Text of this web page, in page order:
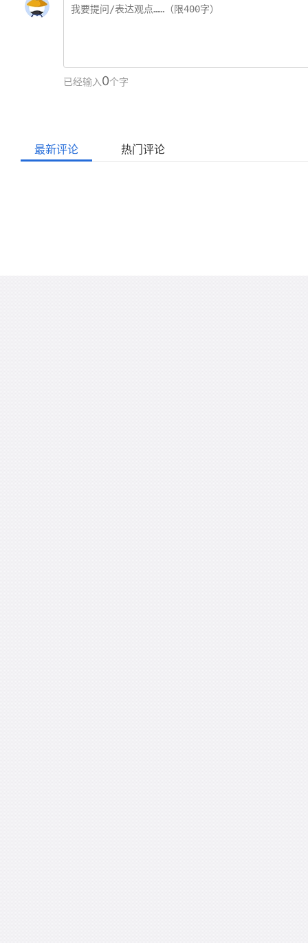
已经输入0个字
最新评论 热门评论